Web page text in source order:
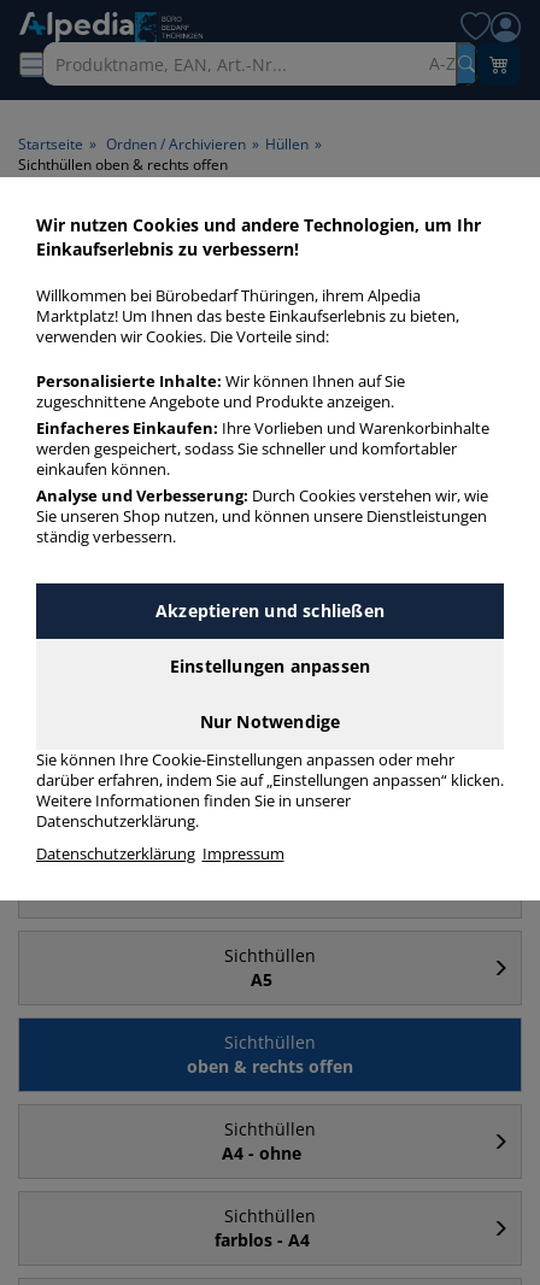
A-Z
Startseite » Ordnen / Archivieren » Hüllen »
Sichthüllen oben & rechts offen
Sichthüllen oben & rechts
offen > Öffnung oben &
rechts offen
Sichthüllen oben & rechts offen in bester Qualität zum
günstigen Preis. Finden Sie schnell Sichthüllen oben & rechts
offen mit unserer Filter-Funktion.
Sichthüllen oben & rechts offen
mehr Infos zur Kategorie
Häufig gesucht
A4
Sichthüllen
A4 - oben & rechts offen
Sichthüllen
Sichthüllen
A5
Sichthüllen
oben & rechts offen
Sichthüllen
A4 - ohne
Sichthüllen
farblos - A4
Wir nutzen Cookies und andere Technologien, um Ihr
Einkaufserlebnis zu verbessern!
Willkommen bei Bürobedarf Thüringen, ihrem Alpedia
Marktplatz! Um Ihnen das beste Einkaufserlebnis zu bieten,
verwenden wir Cookies. Die Vorteile sind:
Personalisierte Inhalte: Wir können Ihnen auf Sie
zugeschnittene Angebote und Produkte anzeigen.
Einfacheres Einkaufen: Ihre Vorlieben und Warenkorbinhalte
werden gespeichert, sodass Sie schneller und komfortabler
einkaufen können.
Analyse und Verbesserung: Durch Cookies verstehen wir, wie
Sie unseren Shop nutzen, und können unsere Dienstleistungen
ständig verbessern.
Akzeptieren und schließen
Einstellungen anpassen
Nur Notwendige
Sie können Ihre Cookie-Einstellungen anpassen oder mehr
darüber erfahren, indem Sie auf „Einstellungen anpassen“ klicken.
Weitere Informationen finden Sie in unserer
Datenschutzerklärung.
Datenschutzerklärung Impressum